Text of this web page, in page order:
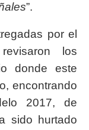
”.
por el
los
donde este
encontrando
2017, de
sido hurtado